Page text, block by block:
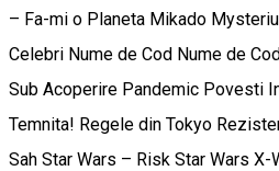
– Fa-mi o Planeta Mikado
Celebri Nume de Cod Nume de
Sub Acoperire Pandemic Povesti
Temnita! Regele din Tokyo
Sah Star Wars – Risk Star Wars